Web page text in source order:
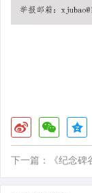
下一篇： 《纪念